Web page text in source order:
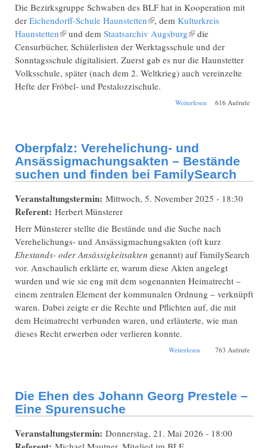
Die Bezirksgruppe Schwaben des BLF hat in Kooperation mit
der Eichendorff-Schule Haunstetten(Link ist extern)
, dem Kulturkreis
Haunstetten(Link ist extern)
und dem Staatsarchiv Augsburg(Link ist extern)
die
Censurbücher, Schülerlisten der Werktagsschule und der
Sonntagsschule digitalisiert. Zuerst gab es nur die Haunstetter
Volksschule, später (nach dem 2. Weltkrieg) auch vereinzelte
Hefte der Fröbel- und Pestalozzischule.
Weiterlesen über Abschluss der
616 Aufrufe
Oberpfalz: Verehelichung- und
Ansässigmachungsakten – Bestände
suchen und finden bei FamilySearch
Veranstaltungstermin: Mittwoch, 5. November 2025 - 18:30
Referent: Herbert Münsterer
Herr Münsterer stellte die Bestände und die Suche nach
Verehelichungs- und Ansässigmachungsakten (oft kurz
Ehestands- oder Ansässigkeitsakten genannt) auf FamilySearch
vor. Anschaulich erklärte er, warum diese Akten angelegt
wurden und wie sie eng mit dem sogenannten Heimatrecht –
einem zentralen Element der kommunalen Ordnung – verknüpft
waren. Dabei zeigte er die Rechte und Pflichten auf, die mit
dem Heimatrecht verbunden waren, und erläuterte, wie man
dieses Recht erwerben oder verlieren konnte.
Weiterlesen über Oberpfalz:
763 Aufrufe
Die Ehen des Johann Georg Prestele –
Eine Spurensuche
Veranstaltungstermin: Donnerstag, 21. Mai 2026 - 18:00